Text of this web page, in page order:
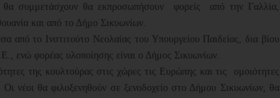
συμμετάσχουν θα εκπροσωπήσουν φορείς από την Γαλλία,
και από το Δήμο Σικυωνίων.
το Ινστιτούτο Νεολαίας του Υπουργείου Παιδείας, δια βίου
ενώ φορέας υλοποίησης είναι ο Δήμος Σικυωνίων.
της κουλτούρας στις χώρες τις Ευρώπης και τις ομοιότητες
νέοι θα φιλοξενηθούν σε ξενοδοχείο στο Δήμου Σικυωνίων, θα